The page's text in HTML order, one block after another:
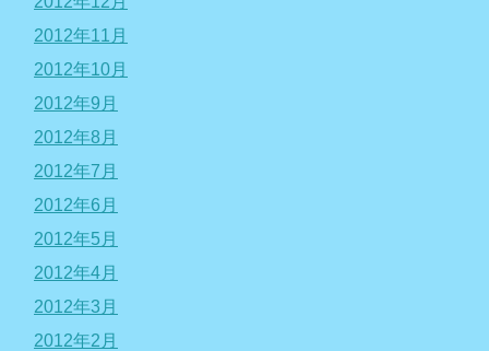
2012年11月
2012年10月
2012年9月
2012年8月
2012年7月
2012年6月
2012年5月
2012年4月
2012年3月
2012年2月